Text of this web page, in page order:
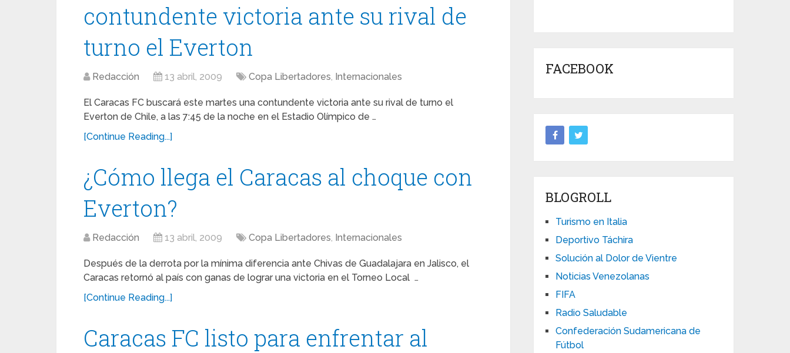
contundente victoria ante su rival de
turno el Everton
Redacción 13 abril, 2009 Copa Libertadores, Internacionales
El Caracas FC buscará este martes una contundente victoria ante su rival de turno el
Everton de Chile, a las 7:45 de la noche en el Estadio Olímpico de …
[Continue Reading...]
¿Cómo llega el Caracas al choque con
Everton?
Redacción 13 abril, 2009 Copa Libertadores, Internacionales
Después de la derrota por la mínima diferencia ante Chivas de Guadalajara en Jalisco, el
Caracas retornó al país con ganas de lograr una victoria en el Torneo Local …
[Continue Reading...]
Caracas FC listo para enfrentar al
FACEBOOK
BLOGROLL
Turismo en Italia
Deportivo Táchira
Solución al Dolor de Vientre
Noticias Venezolanas
FIFA
Radio Saludable
Confederación Sudamericana de
Fútbol